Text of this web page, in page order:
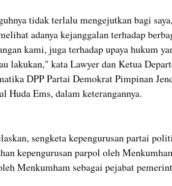
tidak terlalu mengejutkan bagi
adanya kejanggalan terhadap
kami, juga terhadap upaya hukum
lakukan," kata Lawyer dan Ketua
DPP Partai Demokrat Pimpinan
Huda Ems, dalam keterangannya.
sengketa kepengurusan partai
kepengurusan parpol oleh
Menkumham sebagai pejabat